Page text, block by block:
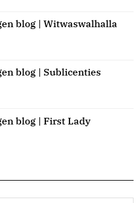
blog | Witwaswalhalla
blog | Sublicenties
blog | First Lady